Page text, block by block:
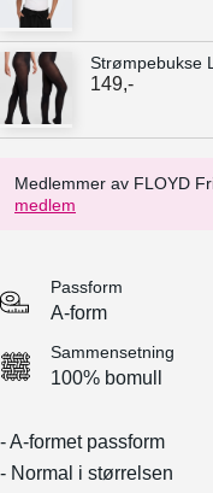
Medlemmer av FLOYD
medlem
Strømpebukse
149,-
Passform
A-form
Sammensetning
100% bomull
- A-formet passform
- Normal i størrelsen